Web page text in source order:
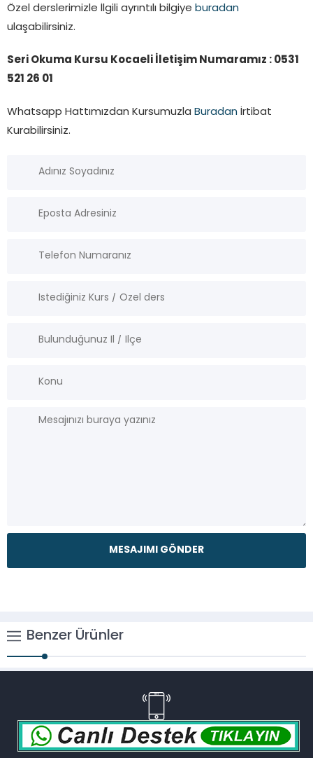
Özel derslerimizle İlgili ayrıntılı bilgiye buradan
ulaşabilirsiniz.
Seri Okuma Kursu Kocaeli İletişim Numaramız : 0531
521 26 01
Whatsapp Hattımızdan Kursumuzla Buradan İrtibat
Kurabilirsiniz.
Benzer Ürünler